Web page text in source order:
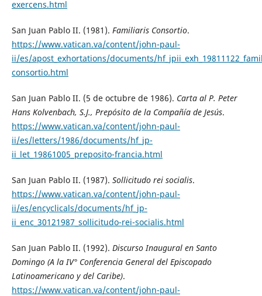
exercens.html
San Juan Pablo II. (1981). Familiaris Consortio.
https://www.vatican.va/content/john-paul-
ii/es/apost_exhortations/documents/
consortio.html
San Juan Pablo II. (5 de octubre de 1986). Carta al P. Peter
Hans Kolvenbach, S.J., Prepósito de la Compañía de Jesús.
https://www.vatican.va/content/john-paul-
ii/es/letters/1986/documents/hf_jp-
ii_let_19861005_preposito-francia.html
San Juan Pablo II. (1987). Sollicitudo rei socialis.
https://www.vatican.va/content/john-paul-
ii/es/encyclicals/documents/hf_jp-
ii_enc_30121987_sollicitudo-rei-socialis.html
San Juan Pablo II. (1992). Discurso Inaugural en Santo
Domingo (A la IV° Conferencia General del Episcopado
Latinoamericano y del Caribe).
https://www.vatican.va/content/john-paul-